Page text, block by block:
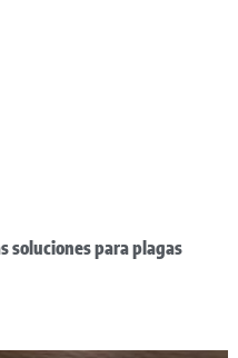
soluciones para plagas